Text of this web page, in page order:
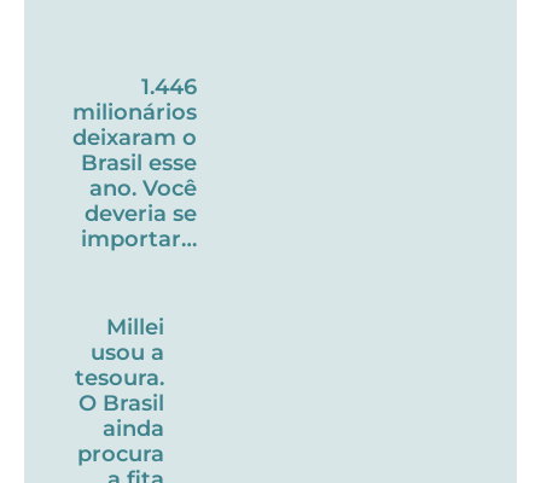
1.446
milionários
deixaram o
Brasil esse
ano. Você
deveria se
importar…
Millei
usou a
tesoura.
O Brasil
ainda
procura